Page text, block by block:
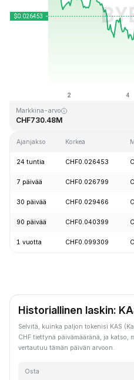
Markkina-arvo
CHF730.48M
Ajanjakso Korkea
24 tuntia CHF0.026453
7 päivää CHF0.026799
30 päivää CHF0.029466
90 päivää CHF0.040399
1 vuotta CHF0.099309
Historiallinen laskin:
Selvitä, kuinka paljon tokenisi KAS
CHF tiettynä päivämääränä, ja katso,
vertautuu tämän päivän arvoon.
Osta